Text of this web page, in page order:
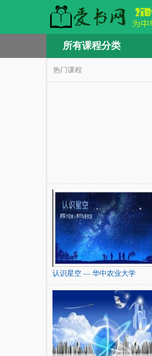
所有课程分类
热门课程
认识星空 — 华中农业大学